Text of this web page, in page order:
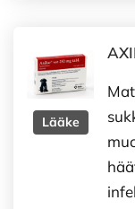
Lääke